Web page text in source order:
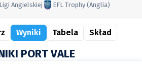
Angielskiej EFL Trophy (Anglia)
Wyniki Tabela Skład
PORT VALE